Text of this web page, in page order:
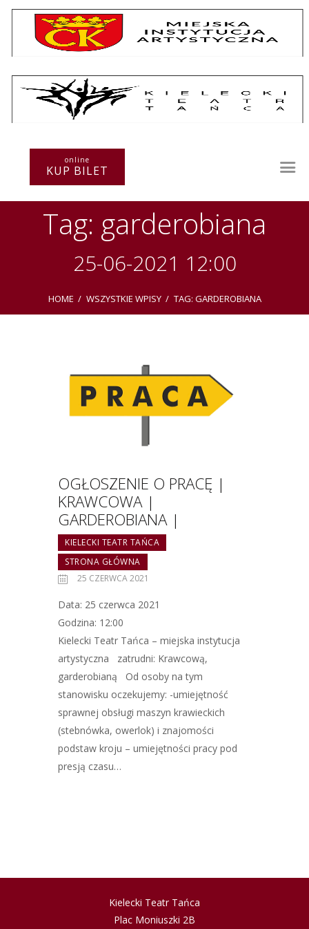
online
KUP BILET
Tag: garderobiana
25-06-2021 12:00
HOME WSZYSTKIE WPISY TAG: GARDEROBIANA
Repertuar
Teatr / Zespół
Przestrzenie Sztuki
Festiwal
Kurs instruktorski
Sprawozdania
OGŁOSZENIE O PRACĘ |
KRAWCOWA |
GARDEROBIANA |
KIELECKI TEATR TAŃCA
STRONA GŁÓWNA
25 CZERWCA 2021
Data: 25 czerwca 2021
Godzina: 12:00
Kielecki Teatr Tańca – miejska instytucja
artystyczna zatrudni: Krawcową,
garderobianą Od osoby na tym
stanowisku oczekujemy: -umiejętność
sprawnej obsługi maszyn krawieckich
(stebnówka, owerlok) i znajomości
podstaw kroju – umiejętności pracy pod
presją czasu…
Kielecki Teatr Tańca
Plac Moniuszki 2B